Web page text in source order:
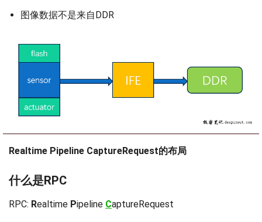
图像数据不是来自DDR
Realtime Pipeline CaptureRequest的布局
什么是RPC
RPC: Realtime Pipeline CaptureRequest